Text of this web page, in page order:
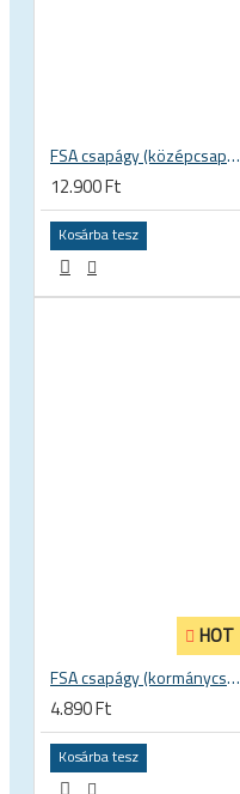
FSA csapágy (középcsapágy) KIT, országúti BB30 68mm, BB-OS6000 rozsdamentes acél, seeger 200-3002
12.900 Ft
Kosárba tesz
HOT
FSA csapágy (kormánycsapágy) ACB 45 x 45 30.5 x 41.8 x 8 mm 1 1/8 zoll TH 870E-RS MR121 160-1647
4.890 Ft
Kosárba tesz